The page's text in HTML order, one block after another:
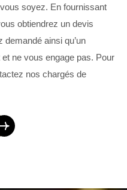
soyez. En fournissant
obtiendrez un devis
ainsi qu’un
ne vous engage pas. Pour
nos chargés de